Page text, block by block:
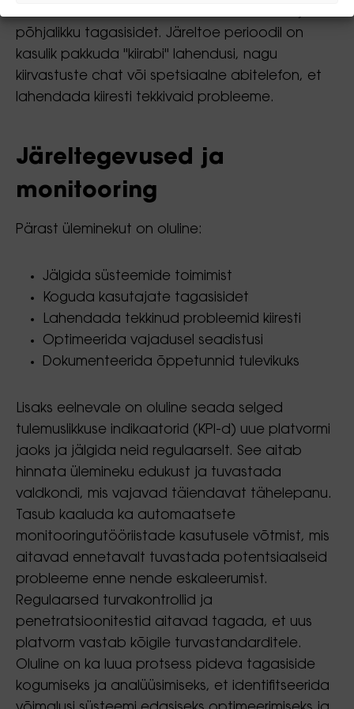
põhjalikku tagasisidet. Järeltoe perioodil on
kasulik pakkuda "kiirabi" lahendusi, nagu
kiirvastuste chat või spetsiaalne abitelefon, et
lahendada kiiresti tekkivaid probleeme.
Järeltegevused ja
monitooring
Pärast üleminekut on oluline:
Jälgida süsteemide toimimist
Koguda kasutajate tagasisidet
Lahendada tekkinud probleemid kiiresti
Optimeerida vajadusel seadistusi
Dokumenteerida õppetunnid tulevikuks
Lisaks eelnevale on oluline seada selged
tulemuslikkuse indikaatorid (KPI-d) uue platvormi
jaoks ja jälgida neid regulaarselt. See aitab
hinnata ülemineku edukust ja tuvastada
valdkondi, mis vajavad täiendavat tähelepanu.
Tasub kaaluda ka automaatsete
monitooringutööriistade kasutusele võtmist, mis
aitavad ennetavalt tuvastada potentsiaalseid
probleeme enne nende eskaleerumist.
Regulaarsed turvakontrollid ja
penetratsioonitestid aitavad tagada, et uus
platvorm vastab kõigile turvastandarditele.
Oluline on ka luua protsess pideva tagasiside
kogumiseks ja analüüsimiseks, et identifitseerida